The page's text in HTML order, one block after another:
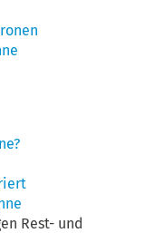
Rest- und